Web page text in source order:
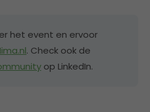
het event en ervoor
. Check ook de
op LinkedIn.